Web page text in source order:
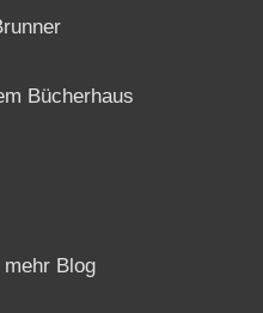
Bücherhaus
Blog